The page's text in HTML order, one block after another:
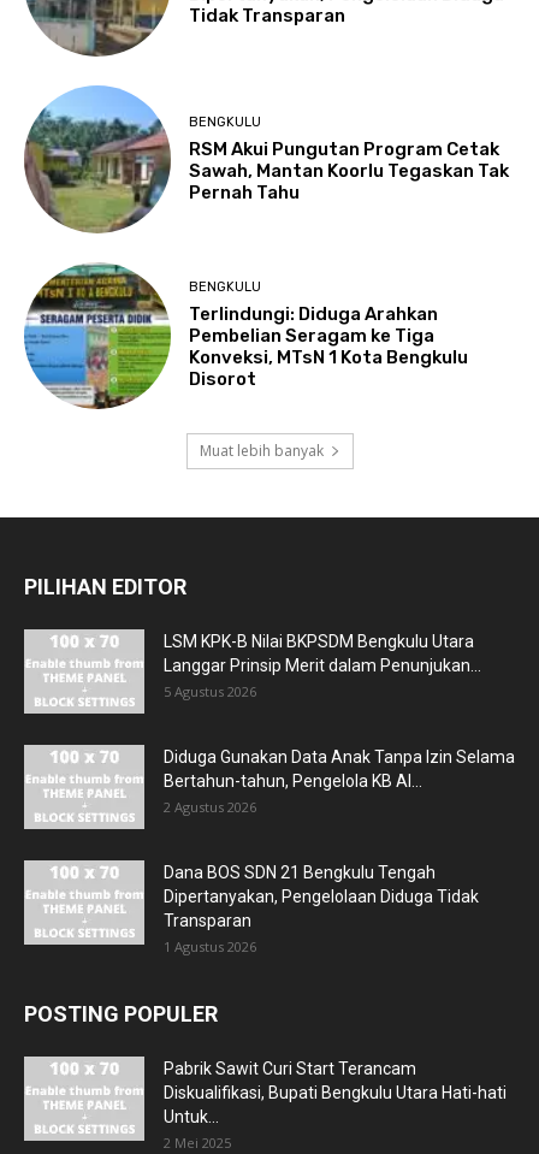
Tidak Transparan
BENGKULU
RSM Akui Pungutan Program Cetak
Sawah, Mantan Koorlu Tegaskan Tak
Pernah Tahu
BENGKULU
Terlindungi: Diduga Arahkan
Pembelian Seragam ke Tiga
Konveksi, MTsN 1 Kota Bengkulu
Disorot
Muat lebih banyak
PILIHAN EDITOR
LSM KPK-B Nilai BKPSDM Bengkulu Utara
Langgar Prinsip Merit dalam Penunjukan...
5 Agustus 2026
Diduga Gunakan Data Anak Tanpa Izin Selama
Bertahun-tahun, Pengelola KB Al...
2 Agustus 2026
Dana BOS SDN 21 Bengkulu Tengah
Dipertanyakan, Pengelolaan Diduga Tidak
Transparan
1 Agustus 2026
POSTING POPULER
Pabrik Sawit Curi Start Terancam
Diskualifikasi, Bupati Bengkulu Utara Hati-hati
Untuk...
2 Mei 2025